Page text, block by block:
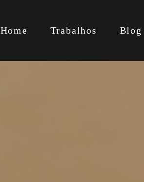
Home Trabalhos Blog